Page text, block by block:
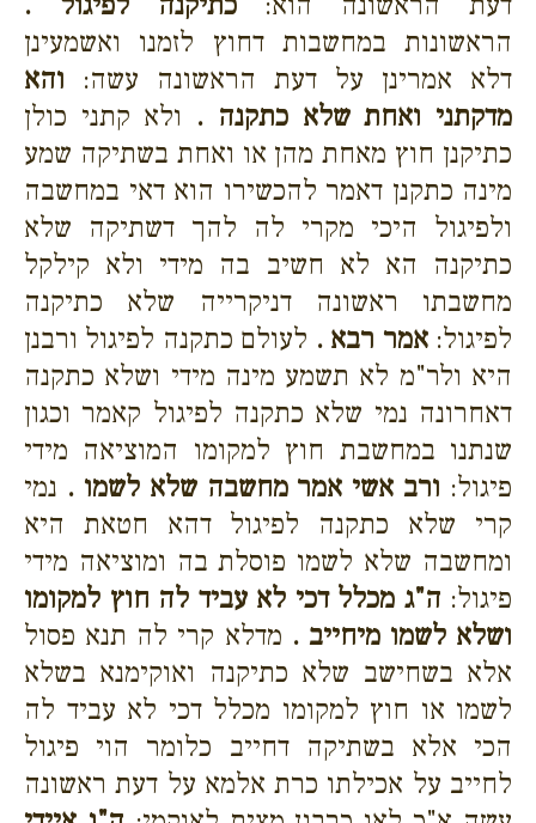
הראשונות במחשבות דחוץ לזמנו ואשמעינן
דלא אמרינן על דעת הראשונה עשה: והא
מדקתני ואחת שלא כתקנה . ולא קתני כולן
כתיקנן חוץ מאחת מהן או ואחת בשתיקה שמע
מינה כתקנן דאמר להכשירו הוא דאי במחשבה
ולפיגול היכי מקרי לה להך דשתיקה שלא
כתיקנה הא לא חשיב בה מידי ולא קילקל
מחשבתו ראשונה דניקרייה שלא כתיקנה
לפיגול:אמר רבא . לעולם כתקנה לפיגול ורבנן
היא ולר"מ לא תשמע מינה מידי ושלא כתקנה
דאחרונה נמי שלא כתקנה לפיגול קאמר וכגון
שנתנו במחשבת חוץ למקומו המוציאה מידי
פיגול: ורב אשי אמר מחשבה שלא לשמו . נמי
קרי שלא כתקנה לפיגול דהא חטאת היא
ומחשבה שלא לשמו פוסלת בה ומוציאה מידי
פיגול: ה"ג מכלל דכי לא עביד לה חוץ למקומו
ושלא לשמו מיחייב . מדלא קרי לה תנא פסול
אלא בשחישב שלא כתיקנה ואוקימנא בשלא
לשמו או חוץ למקומו מכלל דכי לא עביד לה
הכי אלא בשתיקה דחייב כלומר הוי פיגול
לחייב על אכילתו כרת אלמא על דעת ראשונה